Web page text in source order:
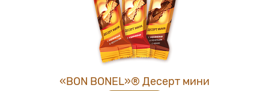
«BON BONEL»® Десерт мини